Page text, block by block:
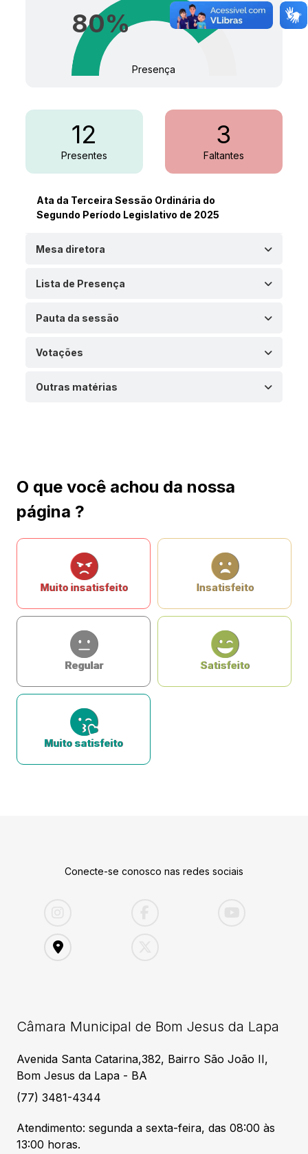
80%
Presença
12
Presentes
3
Faltantes
Ata da Terceira Sessão Ordinária do
Segundo Período Legislativo de 2025
Mesa diretora
Lista de Presença
Pauta da sessão
Votações
Outras matérias
O que você achou da nossa
página ?
Muito insatisfeito Insatisfeito
Regular Satisfeito
Muito satisfeito
Conecte-se conosco nas redes sociais
Câmara Municipal de Bom Jesus da Lapa
Avenida Santa Catarina,382, Bairro São João II,
Bom Jesus da Lapa - BA
(77) 3481-4344
Atendimento: segunda a sexta-feira, das 08:00 às
13:00 horas.